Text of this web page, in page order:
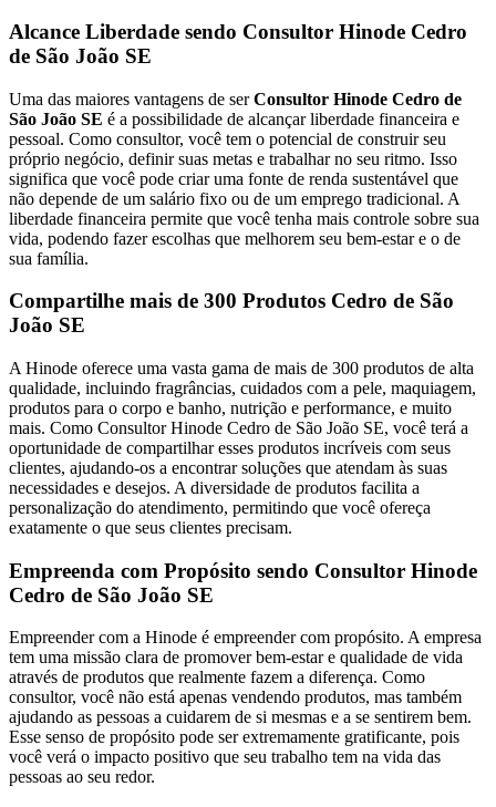
Alcance Liberdade sendo Consultor Hinode Cedro
de São João SE
Uma das maiores vantagens de serConsultor Hinode Cedro de
São João SE é a possibilidade de alcançar liberdade financeira e
pessoal. Como consultor, você tem o potencial de construir seu
próprio negócio, definir suas metas e trabalhar no seu ritmo. Isso
significa que você pode criar uma fonte de renda sustentável que
não depende de um salário fixo ou de um emprego tradicional. A
liberdade financeira permite que você tenha mais controle sobre sua
vida, podendo fazer escolhas que melhorem seu bem-estar e o de
sua família.
Compartilhe mais de 300 Produtos Cedro de São
João SE
A Hinode oferece uma vasta gama de mais de 300 produtos de alta
qualidade, incluindo fragrâncias, cuidados com a pele, maquiagem,
produtos para o corpo e banho, nutrição e performance, e muito
mais. Como Consultor Hinode Cedro de São João SE, você terá a
oportunidade de compartilhar esses produtos incríveis com seus
clientes, ajudando-os a encontrar soluções que atendam às suas
necessidades e desejos. A diversidade de produtos facilita a
personalização do atendimento, permitindo que você ofereça
exatamente o que seus clientes precisam.
Empreenda com Propósito sendo Consultor Hinode
Cedro de São João SE
Empreender com a Hinode é empreender com propósito. A empresa
tem uma missão clara de promover bem-estar e qualidade de vida
através de produtos que realmente fazem a diferença. Como
consultor, você não está apenas vendendo produtos, mas também
ajudando as pessoas a cuidarem de si mesmas e a se sentirem bem.
Esse senso de propósito pode ser extremamente gratificante, pois
você verá o impacto positivo que seu trabalho tem na vida das
pessoas ao seu redor.